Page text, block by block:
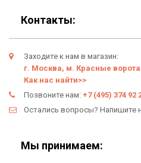
Гарантия
Условия возврата
Оферта
Политика
Подарки
Контакты:
Заходите к нам в магазин:
г. Москва, м. Красные
Как нас найти>>
Позвоните нам: +7 (495) 374 92
Остались вопросы? Напишите
Мы принимаем: